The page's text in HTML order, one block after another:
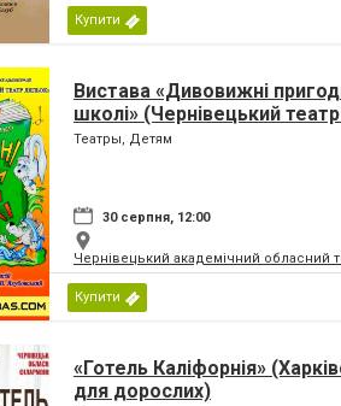
Купити
Вистава «Дивовижні
школі» (Чернівецький
Театры, Детям
30 серпня, 12:00
Чернівецький академічний обласний
Купити
«Готель Каліфорнія»
для дорослих)